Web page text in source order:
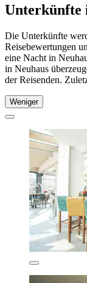
Unterkünfte
Die Unterkünfte
Reisebewertungen
eine Nacht in
in Neuhaus
der Reisenden.
Weniger